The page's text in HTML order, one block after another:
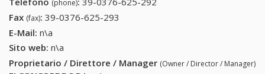
(phone)
Fax (fax): 39-0376-625-293
E-Mail: n\a
Sito web: n\a
Proprietario / Direttore / Manager (Owner / Director / Manager)